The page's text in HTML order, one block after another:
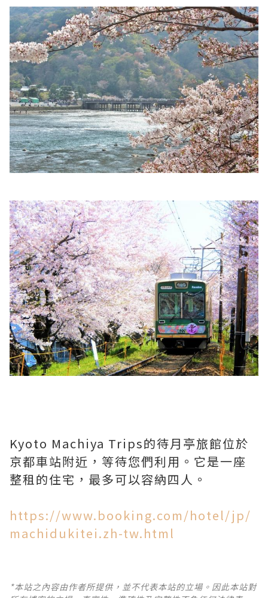
Kyoto Machiya Trips的待月亭旅館位於
京都車站附近，等待您們利用。它是一座
整租的住宅，最多可以容納四人。
https://www.booking.com/hotel/jp/
machidukitei.zh-tw.html
*本站之內容由作者所提供，並不代表本站的立場。因此本站對